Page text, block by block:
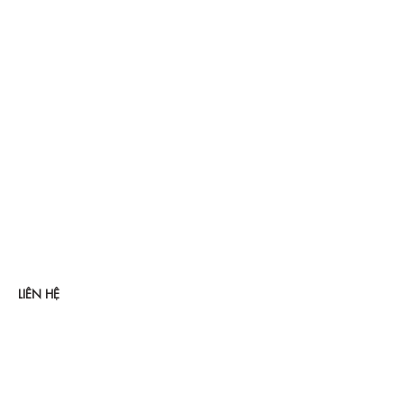
LIÊN HỆ